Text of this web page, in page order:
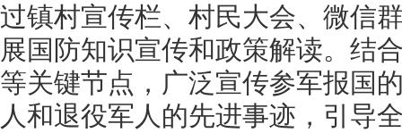
过镇村宣传栏、村民大会、微信
展国防知识宣传和政策解读。结
等关键节点，广泛宣传参军报国
人和退役军人的先进事迹，引导